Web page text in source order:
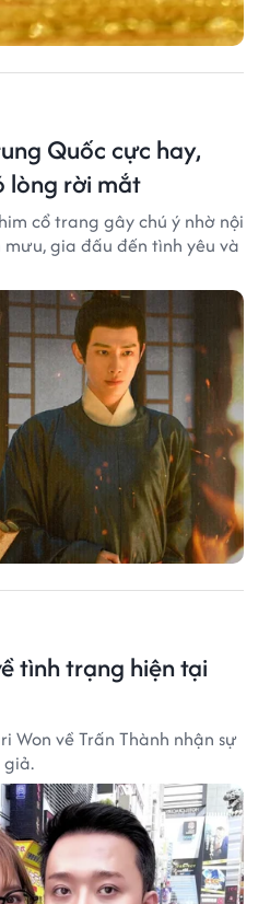
Quốc cực hay,
lòng rời mắt
cổ trang gây chú ý nhờ nội
gia đấu đến tình yêu và
tình trạng hiện tại
Won về Trấn Thành nhận sự